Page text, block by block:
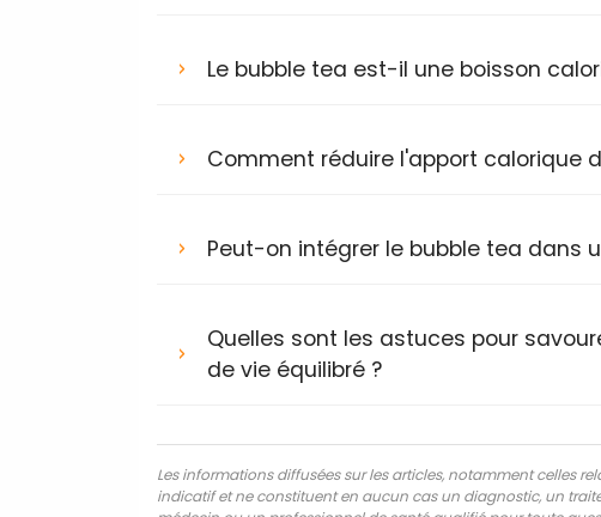
Le bubble tea est-il une boisson
Comment réduire l'apport calorique
Peut-on intégrer le bubble tea dans
Quelles sont les astuces pour
de vie équilibré ?
Les informations diffusées sur les articles, notamment celles
indicatif et ne constituent en aucun cas un diagnostic, un